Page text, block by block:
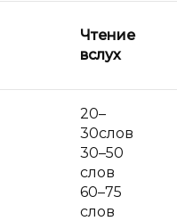
Чтение
вслух
20–
30слов
30–50
слов
60–75
слов